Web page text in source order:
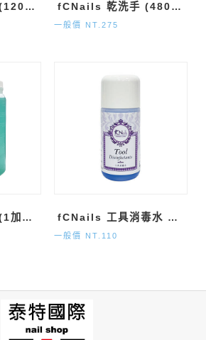
fCNails 乾洗手 (120ml) fCNails 乾洗手 (480ml)
一般價 NT.275
fCNails 乾洗手 (1加侖) fCNails 工具消毒水 (120ml)
一般價 NT.110